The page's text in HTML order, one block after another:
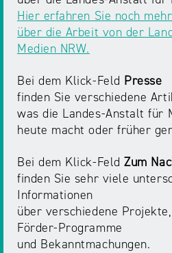
Hier erfahren Sie noch mehr
über die Arbeit von der
Medien NRW.
Bei dem Klick-Feld Presse
finden Sie verschiedene
was die Landes-Anstalt für
heute macht oder früher
Bei dem Klick-Feld Zum
finden Sie sehr viele
Informationen
über verschiedene Projekte,
Förder-Programme
und Bekanntmachungen.